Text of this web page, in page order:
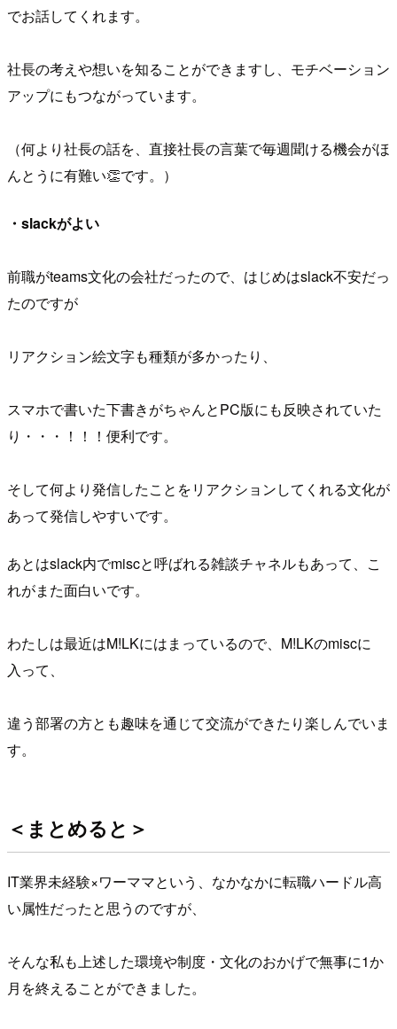
でお話してくれます。
社長の考えや想いを知ることができますし、モチベーション
アップにもつながっています。
（何より社長の話を、直接社長の言葉で毎週聞ける機会がほ
んとうに有難い👏です。）
・slackがよい
前職がteams文化の会社だったので、はじめはslack不安だっ
たのですが
リアクション絵文字も種類が多かったり、
スマホで書いた下書きがちゃんとPC版にも反映されていた
り・・・！！！便利です。
そして何より発信したことをリアクションしてくれる文化が
あって発信しやすいです。
あとはslack内でmiscと呼ばれる雑談チャネルもあって、こ
れがまた面白いです。
わたしは最近はM!LKにはまっているので、M!LKのmiscに
入って、
違う部署の方とも趣味を通じて交流ができたり楽しんでいま
す。
＜まとめると＞
IT業界未経験×ワーママという、なかなかに転職ハードル高
い属性だったと思うのですが、
そんな私も上述した環境や制度・文化のおかげで無事に1か
月を終えることができました。